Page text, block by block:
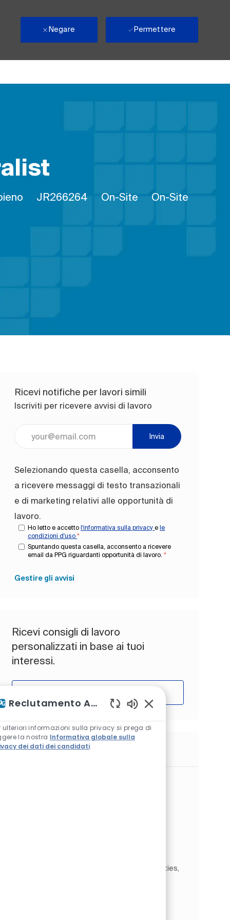
Negare Permettere
ID processo
JR266264 On-Site Remote
On-Site
Ricevi notifiche per lavori simili
Iscriviti per ricevere avvisi di lavoro
Selezionando questa casella, acconsento
a ricevere messaggi di testo transazionali
e di marketing relativi alle opportunità di
lavoro.
Ho letto e accettol'informativa sulla privacyele
condizioni d'uso*
Spuntando questa casella, acconsento a ricevere
email da PPG riguardanti opportunità di lavoro. *
Invia
Gestire gli avvisi
Ricevi consigli di lavoro
personalizzati in base ai tuoi
interessi.
Lavori simili
enforcement, employee engagement activities,
Reclutamento Assistente AI
ulteriori informazioni sulla privacy si prega di
la nostra Informativa globale sulla
dei dati dei candidati.